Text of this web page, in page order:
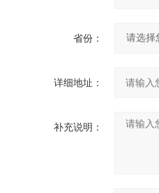
省份：
详细地址：
补充说明：